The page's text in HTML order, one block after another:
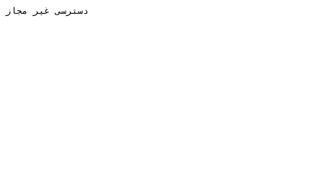
دسترسی غیر مجاز